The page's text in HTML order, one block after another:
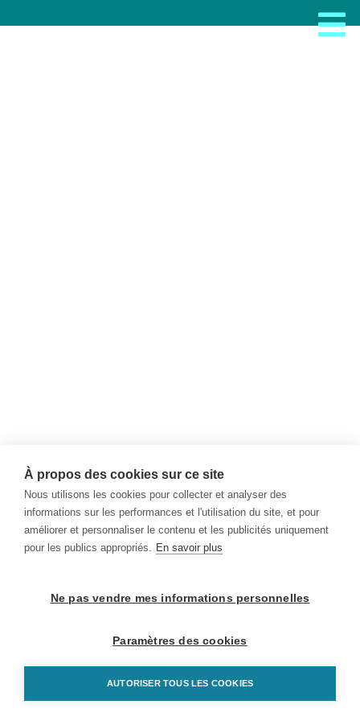
À propos des cookies sur ce site
Nous utilisons les cookies pour collecter et analyser des
informations sur les performances et l'utilisation du site, et pour
améliorer et personnaliser le contenu et les publicités uniquement
pour les publics appropriés. En savoir plus
Ne pas vendre mes informations personnelles
Paramètres des cookies
AUTORISER TOUS LES COOKIES